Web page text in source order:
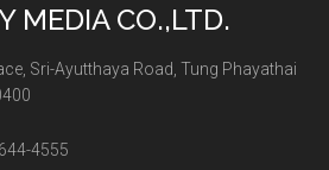
MEDIA CO.,LTD.
Sri-Ayutthaya Road, Tung Phayathai
4555